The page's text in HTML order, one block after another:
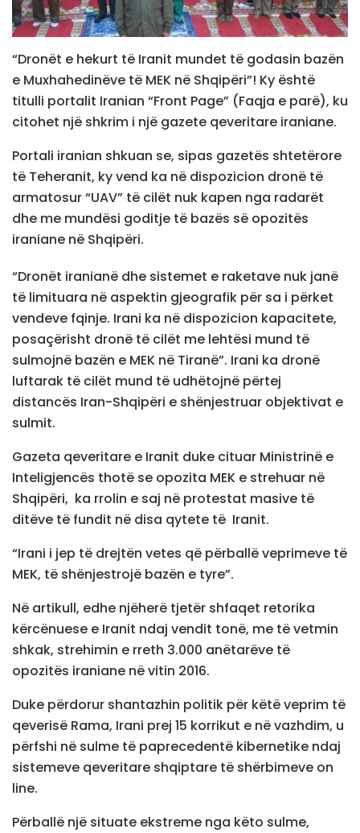
“Dronët e hekurt të Iranit mundet të godasin bazën
e Muxhahedinëve të MEK në Shqipëri”! Ky është
titulli portalit Iranian “Front Page” (Faqja e parë), ku
citohet një shkrim i një gazete qeveritare iraniane.
Portali iranian shkuan se, sipas gazetës shtetërore
të Teheranit, ky vend ka në dispozicion dronë të
armatosur “UAV” të cilët nuk kapen nga radarët
dhe me mundësi goditje të bazës së opozitës
iraniane në Shqipëri.
“Dronët iranianë dhe sistemet e raketave nuk janë
të limituara në aspektin gjeografik për sa i përket
vendeve fqinje. Irani ka në dispozicion kapacitete,
posaçërisht dronë të cilët me lehtësi mund të
sulmojnë bazën e MEK në Tiranë”. Irani ka dronë
luftarak të cilët mund të udhëtojnë përtej
distancës Iran-Shqipëri e shënjestruar objektivat e
sulmit.
Gazeta qeveritare e Iranit duke cituar Ministrinë e
Inteligjencës thotë se opozita MEK e strehuar në
Shqipëri, ka rrolin e saj në protestat masive të
ditëve të fundit në disa qytete të Iranit.
“Irani i jep të drejtën vetes që përballë veprimeve të
MEK, të shënjestrojë bazën e tyre”.
Në artikull, edhe njëherë tjetër shfaqet retorika
kërcënuese e Iranit ndaj vendit tonë, me të vetmin
shkak, strehimin e rreth 3.000 anëtarëve të
opozitës iraniane në vitin 2016.
Duke përdorur shantazhin politik për këtë veprim të
qeverisë Rama, Irani prej 15 korrikut e në vazhdim, u
përfshi në sulme të paprecedentë kibernetike ndaj
sistemeve qeveritare shqiptare të shërbimeve on
line.
Përballë një situate ekstreme nga këto sulme,